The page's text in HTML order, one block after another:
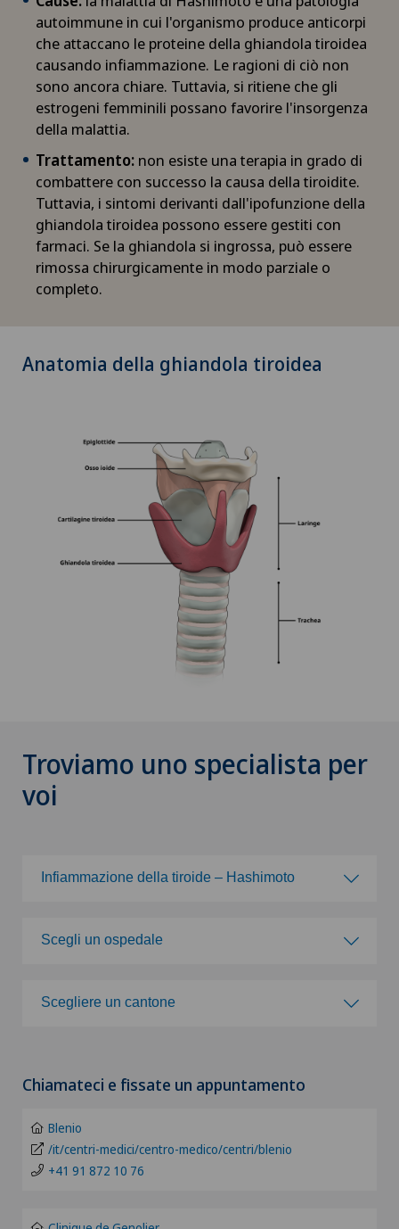
autoimmune in cui l'organismo produce anticorpi
che attaccano le proteine della ghiandola tiroidea
causando infiammazione. Le ragioni di ciò non
sono ancora chiare. Tuttavia, si ritiene che gli
estrogeni femminili possano favorire l'insorgenza
della malattia.
Trattamento: non esiste una terapia in grado di
combattere con successo la causa della tiroidite.
Tuttavia, i sintomi derivanti dall'ipofunzione della
ghiandola tiroidea possono essere gestiti con
farmaci. Se la ghiandola si ingrossa, può essere
rimossa chirurgicamente in modo parziale o
completo.
Anatomia della ghiandola tiroidea
Troviamo uno specialista per
voi
Infiammazione della tiroide – Hashimoto
Alter G
Scegli un ospedale
Clinica Sant'Anna
Pazienti internazionali
Scegliere un cantone
BE
Chiamateci e fissate un appuntamento
Blenio
/it/centri-medici/centro-medico/centri/blenio
+41 91 872 10 76